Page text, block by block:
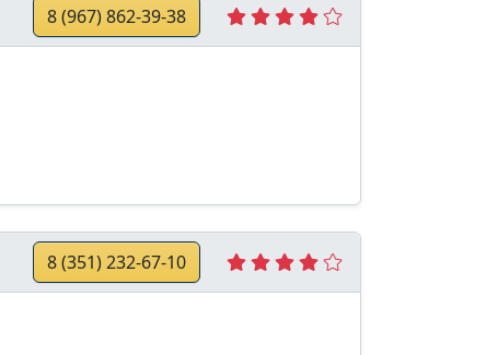
8 (967) 862-39-38
8 (351) 232-67-10